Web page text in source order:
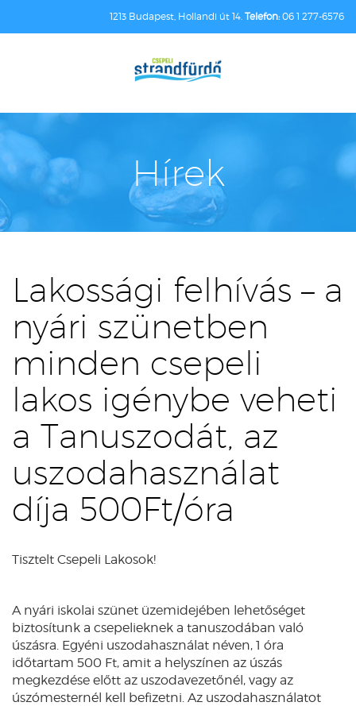
1213 Budapest, Hollandi út 14. Telefon:06 1 277-6576
Hírek
Lakossági felhívás – a
nyári szünetben
minden csepeli
lakos igénybe veheti
a Tanuszodát, az
uszodahasználat
díja 500Ft/óra
Tisztelt Csepeli Lakosok!
A nyári iskolai szünet üzemidejében lehetőséget
biztosítunk a csepelieknek a tanuszodában való
úszásra. Egyéni uszodahasználat néven, 1 óra
időtartam 500 Ft, amit a helyszínen az úszás
megkezdése előtt az uszodavezetőnél, vagy az
úszómesternél kell befizetni. Az uszodahasználatot